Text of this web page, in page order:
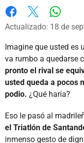
Facebook
X
Actualizado: 18 de
Imagine que usted es
va rumbo a quedarse
pronto el rival se
usted queda a pocos
podio. ¿Qué haría?
Eso le pasó al
el Triatlón de
inmenso gesto de